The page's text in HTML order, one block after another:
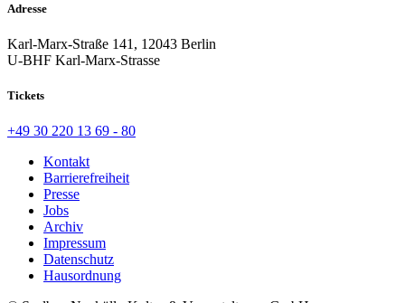
Adresse
Karl-Marx-Straße 141, 12043 Berlin
U-BHF Karl-Marx-Strasse
Tickets
+49 30 220 13 69 - 80
Kontakt
Barrierefreiheit
Presse
Jobs
Archiv
Impressum
Datenschutz
Hausordnung